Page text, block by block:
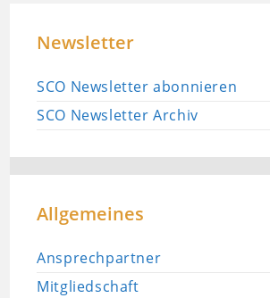
Newsletter
SCO Newsletter abonnieren
SCO Newsletter Archiv
Allgemeines
Ansprechpartner
Mitgliedschaft